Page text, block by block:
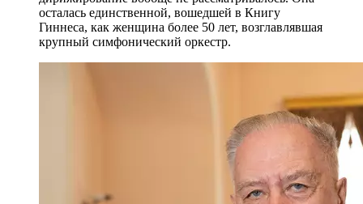
осталась единственной, вошедшей в Книгу
Гиннеса, как женщина более 50 лет, возглавлявшая
крупный симфонический оркестр.